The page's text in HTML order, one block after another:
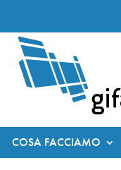
COSA FACCIAMO